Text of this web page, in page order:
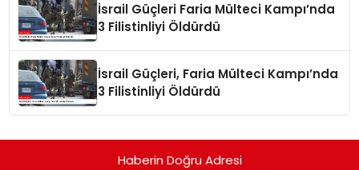
İsrail Güçleri Faria Mülteci Kampı’nda
3 Filistinliyi Öldürdü
İsrail Güçleri, Faria Mülteci Kampı’nda
3 Filistinliyi Öldürdü
Haberin Doğru Adresi